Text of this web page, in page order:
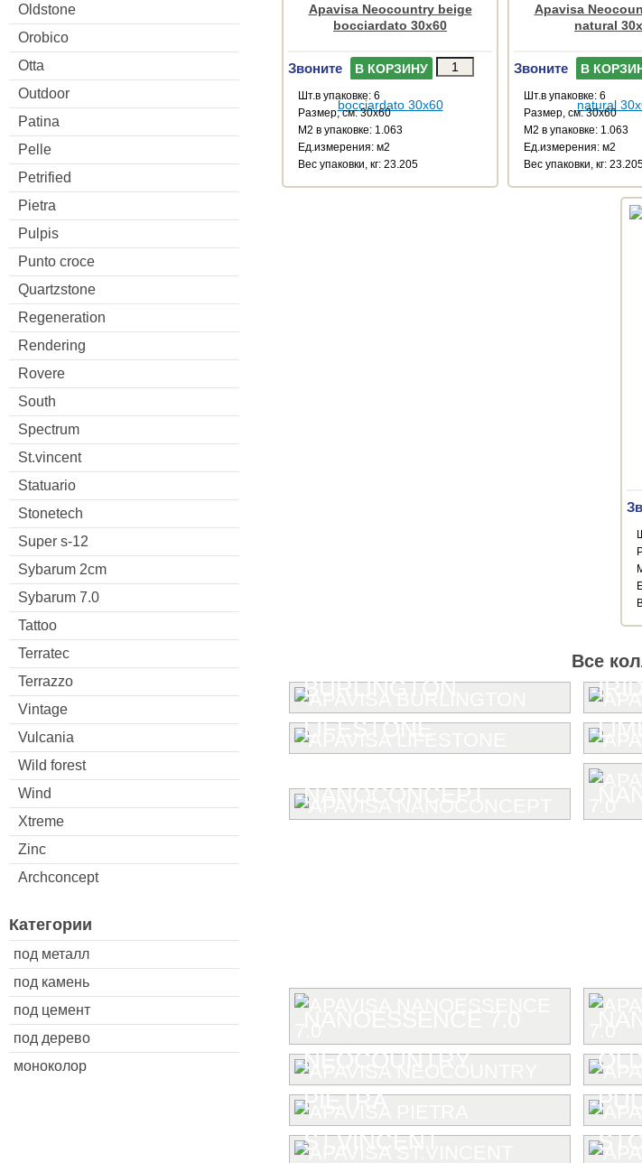
Oldstone
Orobico
Otta
Outdoor
Patina
Pelle
Petrified
Pietra
Pulpis
Punto croce
Quartzstone
Regeneration
Rendering
Rovere
South
Spectrum
St.vincent
Statuario
Stonetech
Super s-12
Sybarum 2cm
Sybarum 7.0
Tattoo
Terratec
Terrazzo
Vintage
Vulcania
Wild forest
Wind
Xtreme
Zinc
Archconcept
Категории
под металл
под камень
под цемент
под дерево
моноколор
Apavisa Neocountry beige
bocciardato 30x60
Звоните В КОРЗИНУ
Шт.в упаковке: 6
Размер, см: 30x60
М2 в упаковке: 1.063
Ед.измерения: м2
Веc упаковки, кг: 23.205
Apavisa
natural
Звоните В
Шт.в упаковке: 6
Размер, см: 30x60
М2 в упаковке: 1.063
Ед.измерения: м2
Веc упаковки, кг:
Все
BURLINGTON
LIFESTONE
NANOCONCEPT
NEOCOUNTRY
PIETRA
ST.VINCENT